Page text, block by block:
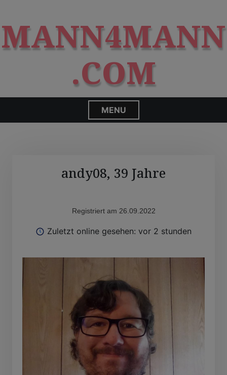
i
p
o
c
n
t
MANN4MANN
.COM
MENU
andy08, 39 Jahre
Registriert am 26.09.2022
Zuletzt online gesehen: vor 2 stunden